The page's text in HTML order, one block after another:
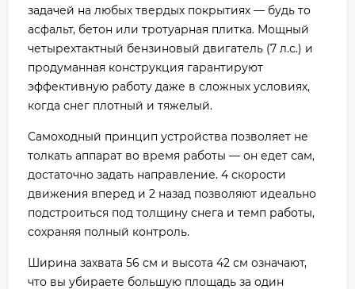
задачей на любых твердых покрытиях — будь то
асфальт, бетон или тротуарная плитка. Мощный
четырехтактный бензиновый двигатель (7 л.с.) и
продуманная конструкция гарантируют
эффективную работу даже в сложных условиях,
когда снег плотный и тяжелый.
Самоходный принцип устройства позволяет не
толкать аппарат во время работы — он едет сам,
достаточно задать направление. 4 скорости
движения вперед и 2 назад позволяют идеально
подстроиться под толщину снега и темп работы,
сохраняя полный контроль.
Ширина захвата 56 см и высота 42 см означают,
что вы убираете большую площадь за один